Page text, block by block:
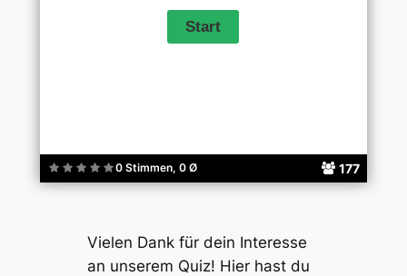
0 Stimmen, 0 Ø 177
Vielen Dank für dein Interesse
an unserem Quiz! Hier hast du